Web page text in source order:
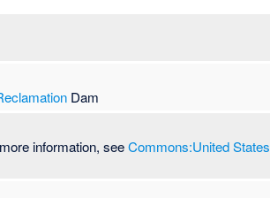
Dam
information, seeCommons:United States